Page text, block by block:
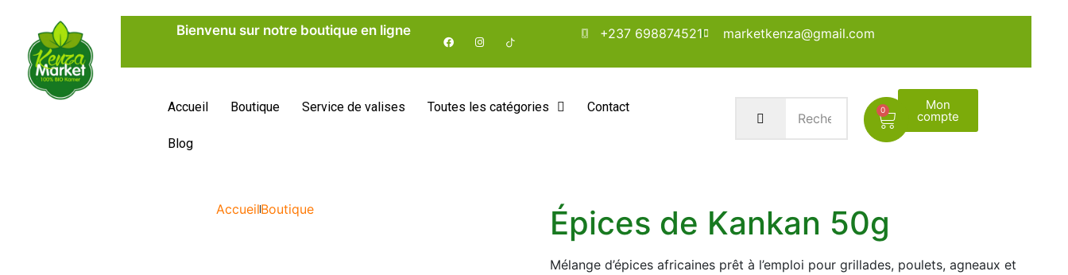
Bienvenu sur notre boutique en ligne +237 698874521 marketkenza@gmail.com
Accueil Boutique Service de valises Toutes les catégories Contact
Blog
0 Mon
compte
AccueilBoutique Épices de Kankan 50g
Mélange d’épices africaines prêt à l’emploi pour grillades, poulets, agneaux et